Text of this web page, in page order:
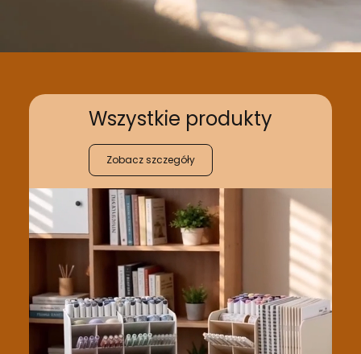
Wszystkie produkty
Zobacz szczegóły